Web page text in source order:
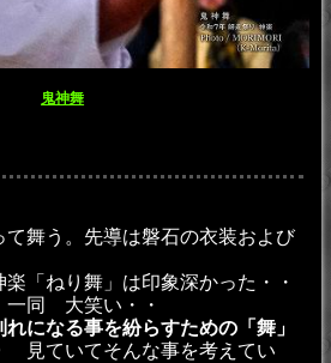
鬼神舞
て舞う。先導は磐石の衣装および
「ねり舞」は印象深かった・・
同 大笑い・・
れになる事を紛らすための「舞」
見ていてそんな事を考えてい